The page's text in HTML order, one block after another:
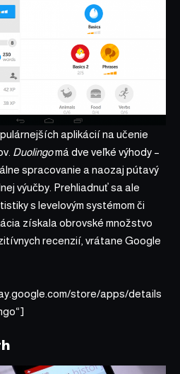
aplikácií na učenie
Duolingomá dve veľké výhody –
spracovanie a naozaj pútavý
výučby. Prehliadnuť sa ale
s levelovým systémom či
získala obrovské množstvo
recenzií, vrátane Google
store/apps/details